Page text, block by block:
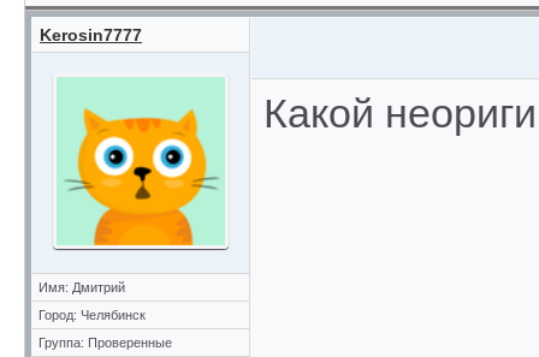
Kerosin7777
Имя: Дмитрий
Город: Челябинск
Группа: Проверенные
Какой